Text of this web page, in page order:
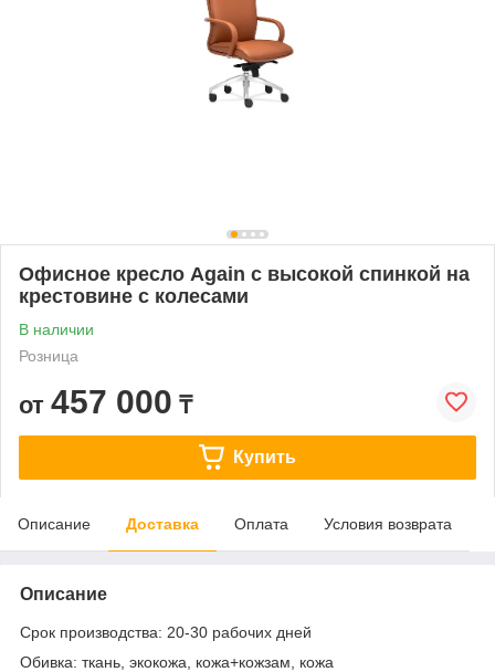
Офисное кресло Again с высокой спинкой на
крестовине с колесами
В наличии
Розница
от 457 000 ₸
Купить
Описание Доставка Оплата Условия возврата
Описание
Cрок производства: 20-30 рабочих дней
Обивка: ткань, экокожа, кожа+кожзам, кожа